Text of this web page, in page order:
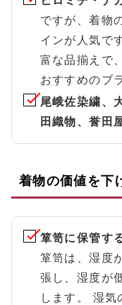
ですが、着物
インが人気で
富な品揃えで
おすすめのブ
尾峨佐染繍、
田織物、誉田
着物の価値を下
箪笥に保管す
箪笥は、湿度
張し、湿度が
します。 湿